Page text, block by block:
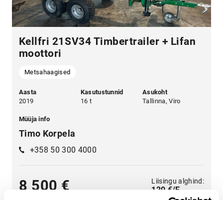
Kellfri 21SV34 Timbertrailer + Lifan
moottori
Metsahaagised
Aasta
2019
Kasutustunnid
16 t
Asukoht
Tallinna, Viro
Müüja info
Timo Korpela
+358 50 300 4000
8 500 € Liisingu alghind:
120 €/E